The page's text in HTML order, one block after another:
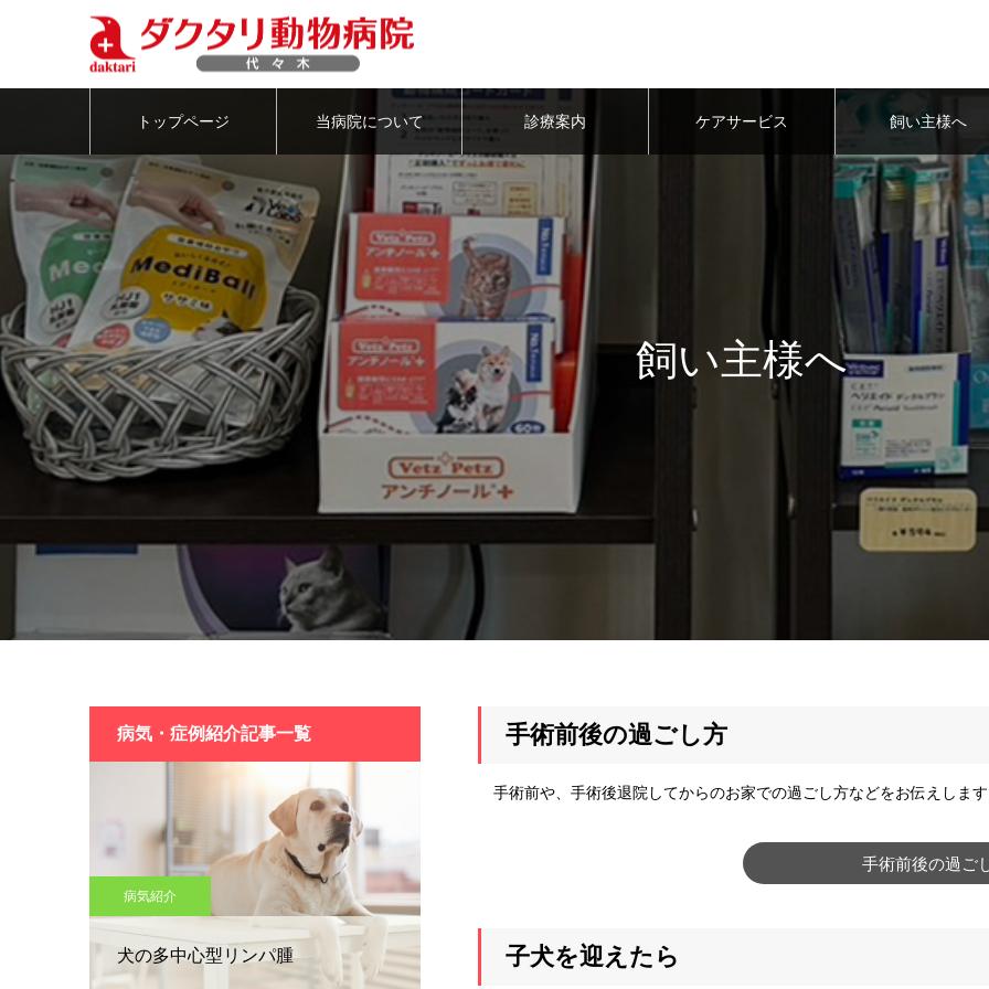
トップページ 当病院について 診療案内 ケアサービス 飼い主様へ
飼い主様へ
手術前後の過ごし方
手術前や、手術後退院してからのお家での過ごし方などをお伝えしま
手術前後の過ご
子犬を迎えたら
病気・症例紹介記事一覧
病気紹介
犬の多中心型リンパ腫